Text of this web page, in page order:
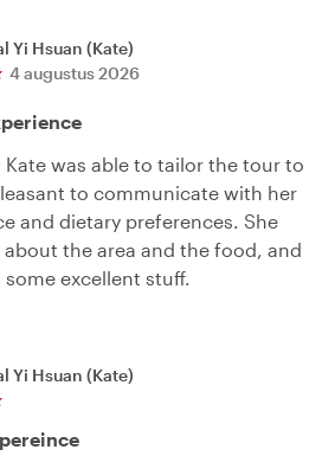
Yi Hsuan (Kate)
4 augustus 2026
was able to tailor the tour to
to communicate with her
and dietary preferences. She
the area and the food, and
excellent stuff.
Yi Hsuan (Kate)